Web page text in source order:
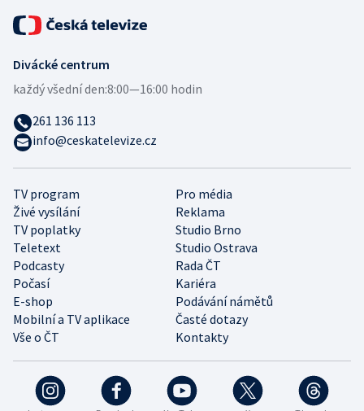
TV program
Pro média
Živé vysílání
Reklama
TV poplatky
Studio Brno
Teletext
Studio Ostrava
Podcasty
Rada ČT
Počasí
Kariéra
E-shop
Podávání námětů
Mobilní a TV aplikace
Časté dotazy
Vše o ČT
Kontakty
Divácké centrum
každý všední den:8:00—16:00 hodin
261 136 113
info@ceskatelevize.cz